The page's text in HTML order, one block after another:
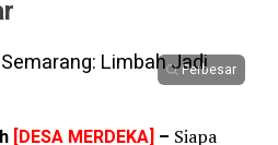
Perbesar
[DESA MERDEKA] – Siapa